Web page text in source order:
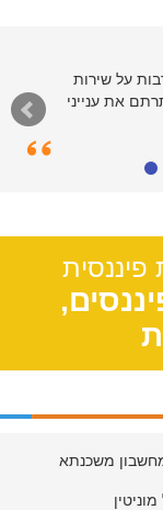
על שירות
את ענייני
פיננסית
משכנתא
מוניטין